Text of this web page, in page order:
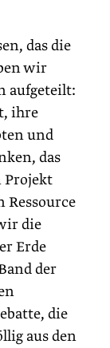
das die
wir
aufgeteilt:
ihre
und
das
Projekt
Ressource
die
Erde
der
die
aus den